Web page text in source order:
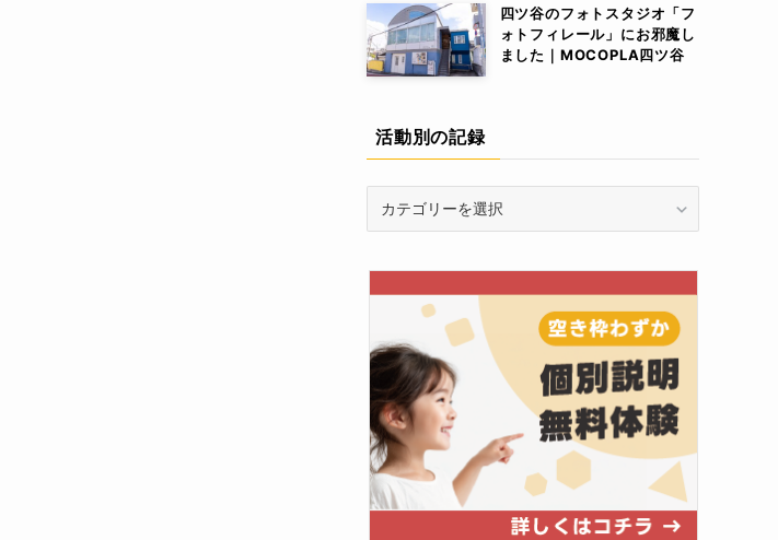
四ツ谷のフォトスタジオ「フ
ォトフィレール」にお邪魔し
ました｜MOCOPLA四ツ谷
活動別の記録
の
記